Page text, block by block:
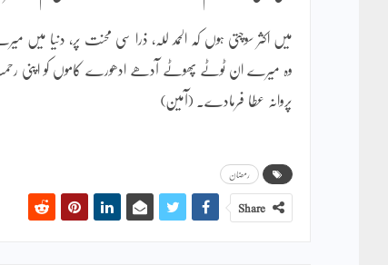
میں اکثر سوچتی ہوں کہ الحمد للہ، ذرا سی محنت پر،
وہ میرے ان ٹوٹے پھوٹے آدھے ادھورے کاموں کو اپنی
پروانہ عطا فرمادے۔ (آمین)
رمضان
Share